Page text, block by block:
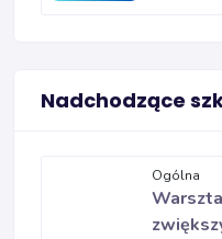
Nadchodzące
Ogólna